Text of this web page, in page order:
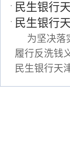
民生银行
民生银行
为坚决落
履行反洗钱
民生银行天